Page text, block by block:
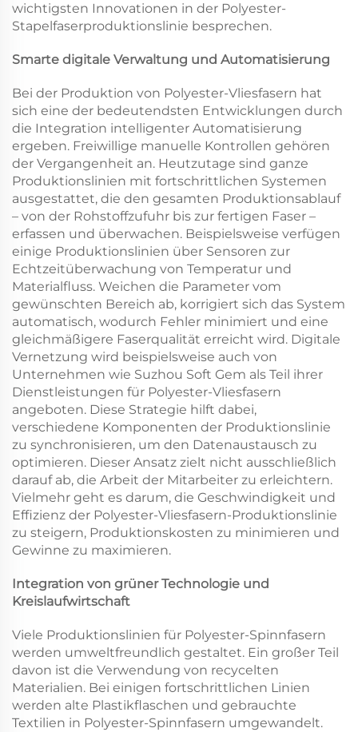
wichtigsten Innovationen in der Polyester-
Stapelfaserproduktionslinie besprechen.
Smarte digitale Verwaltung und Automatisierung
Bei der Produktion von Polyester-Vliesfasern hat
sich eine der bedeutendsten Entwicklungen durch
die Integration intelligenter Automatisierung
ergeben. Freiwillige manuelle Kontrollen gehören
der Vergangenheit an. Heutzutage sind ganze
Produktionslinien mit fortschrittlichen Systemen
ausgestattet, die den gesamten Produktionsablauf
– von der Rohstoffzufuhr bis zur fertigen Faser –
erfassen und überwachen. Beispielsweise verfügen
einige Produktionslinien über Sensoren zur
Echtzeitüberwachung von Temperatur und
Materialfluss. Weichen die Parameter vom
gewünschten Bereich ab, korrigiert sich das System
automatisch, wodurch Fehler minimiert und eine
gleichmäßigere Faserqualität erreicht wird. Digitale
Vernetzung wird beispielsweise auch von
Unternehmen wie Suzhou Soft Gem als Teil ihrer
Dienstleistungen für Polyester-Vliesfasern
angeboten. Diese Strategie hilft dabei,
verschiedene Komponenten der Produktionslinie
zu synchronisieren, um den Datenaustausch zu
optimieren. Dieser Ansatz zielt nicht ausschließlich
darauf ab, die Arbeit der Mitarbeiter zu erleichtern.
Vielmehr geht es darum, die Geschwindigkeit und
Effizienz der Polyester-Vliesfasern-Produktionslinie
zu steigern, Produktionskosten zu minimieren und
Gewinne zu maximieren.
Integration von grüner Technologie und
Kreislaufwirtschaft
Viele Produktionslinien für Polyester-Spinnfasern
werden umweltfreundlich gestaltet. Ein großer Teil
davon ist die Verwendung von recycelten
Materialien. Bei einigen fortschrittlichen Linien
werden alte Plastikflaschen und gebrauchte
Textilien in Polyester-Spinnfasern umgewandelt.